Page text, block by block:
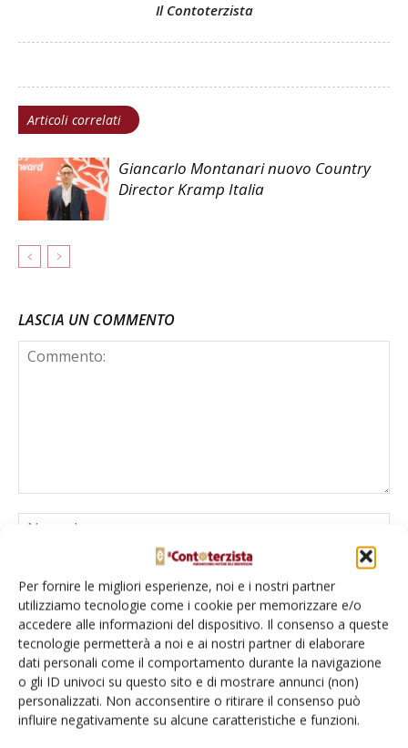
Per fornire le migliori esperienze, noi e i nostri partner
utilizziamo tecnologie come i cookie per memorizzare e/o
accedere alle informazioni del dispositivo. Il consenso a queste
tecnologie permetterà a noi e ai nostri partner di elaborare
dati personali come il comportamento durante la navigazione
o gli ID univoci su questo sito e di mostrare annunci (non)
personalizzati. Non acconsentire o ritirare il consenso può
influire negativamente su alcune caratteristiche e funzioni.
Il Contoterzista
Articoli correlati
Giancarlo Montanari nuovo Country
Director Kramp Italia
LASCIA UN COMMENTO
Salva il mio nome, email e sito web in questo browser per la
prossima volta che commento.